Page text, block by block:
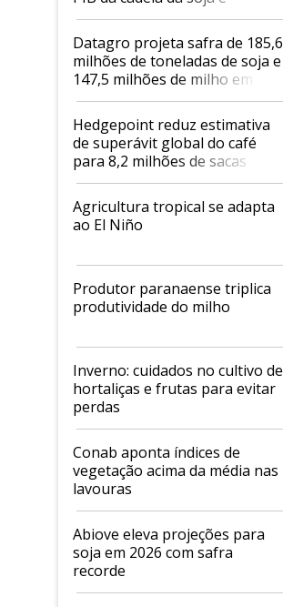
biodiesel em 2026
Datagro projeta safra de 185,6
milhões de toneladas de soja e
147,5 milhões de milho em
2026/27
Hedgepoint reduz estimativa
de superávit global do café
para 8,2 milhões de sacas
Agricultura tropical se adapta
ao El Niño
Produtor paranaense triplica
produtividade do milho
Inverno: cuidados no cultivo de
hortaliças e frutas para evitar
perdas
Conab aponta índices de
vegetação acima da média nas
lavouras
Abiove eleva projeções para
soja em 2026 com safra
recorde